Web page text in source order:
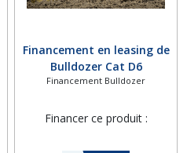
Financement en leasing de
Bulldozer Cat D6
Financement Bulldozer
Financer ce produit :